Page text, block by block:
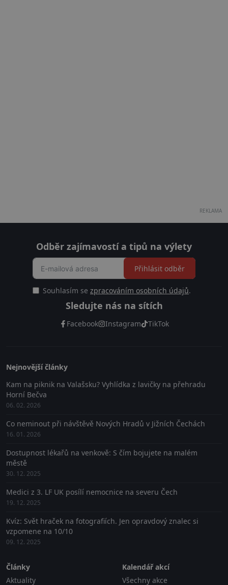
REKLAMA
Odběr zajímavostí a tipů na výlety
Souhlasím se zpracováním osobních údajů.
Přihlásit odběr
Sledujte nás na sítích
Facebook Instagram TikTok
Nejnovější články
Kam na piknik na Valašsku? Vyhlídka z lavičky na přehradu
Horní Bečva
06. 02. 2026
Co neminout při návštěvě Nových Hradů v Jižních Čechách
16. 01. 2026
Dostupnost lékařů na venkově: S čím bojujete na malém
městě
30. 12. 2025
Medici z 3. LF UK posílí nemocnice na severu Čech
19. 12. 2025
Kvíz: Svět hraček na fotografiích. Jen opravdový znalec si
vzpomene na 10/10
09. 12. 2025
Články
Aktuality
Kalendář akcí
Všechny akce